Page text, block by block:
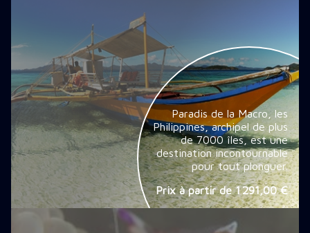
Paradis de la Macro, les
Philippines, archipel de plus
de 7000 îles, est une
destination incontournable
pour tout plonguer.
Prix à partir de1 291,00 €